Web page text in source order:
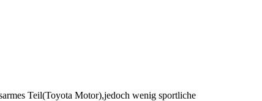
Teil(Toyota Motor),jedoch wenig sportliche